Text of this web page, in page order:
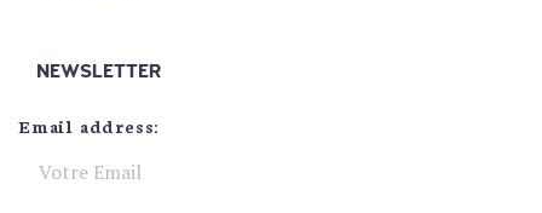
NEWSLETTER
Email address: